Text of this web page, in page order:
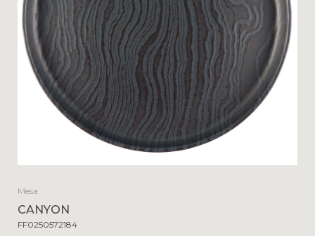
Mesa
CANYON
FF0250572184